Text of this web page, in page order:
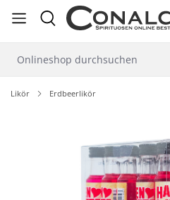
springen
Likör Erdbeerlikör